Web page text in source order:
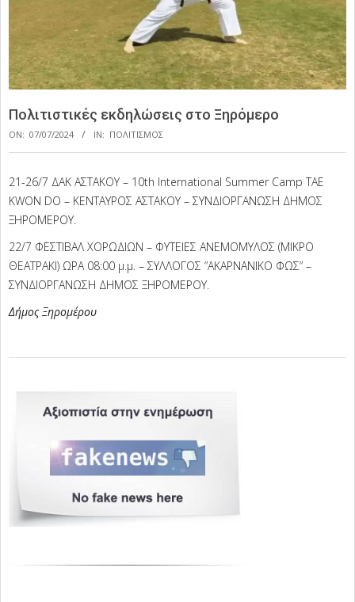
Πολιτιστικές εκδηλώσεις στο Ξηρόμερο
ON: 07/07/2024 IN: ΠΟΛΙΤΙΣΜΟΣ
21-26/7 ΔΑΚ ΑΣΤΑΚΟΥ – 10th International Summer Camp TAE
KWON DO – ΚΕΝΤΑΥΡΟΣ ΑΣΤΑΚΟΥ – ΣΥΝΔΙΟΡΓΑΝΩΣΗ ΔΗΜΟΣ
ΞΗΡΟΜΕΡΟΥ.
22/7 ΦΕΣΤΙΒΑΛ ΧΟΡΩΔΙΩΝ – ΦΥΤΕΙΕΣ ΑΝΕΜΟΜΥΛΟΣ (ΜΙΚΡΟ
ΘΕΑΤΡΑΚΙ) ΩΡΑ 08:00 μ.μ. – ΣΥΛΛΟΓΟΣ ”ΑΚΑΡΝΑΝΙΚΟ ΦΩΣ” –
ΣΥΝΔΙΟΡΓΑΝΩΣΗ ΔΗΜΟΣ ΞΗΡΟΜΕΡΟΥ.
Δήμος Ξηρομέρου